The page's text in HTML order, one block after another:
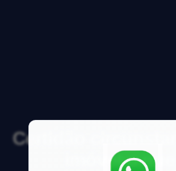
Certidão
imóvel o que